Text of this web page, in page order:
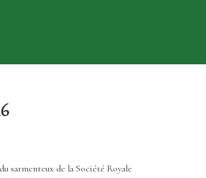
sarmenteux de la Société Royale